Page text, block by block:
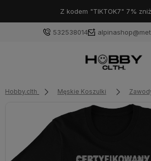
Z kodem "TIKTOK7" 7%
532538014
Hobby.clth Męskie Koszulki